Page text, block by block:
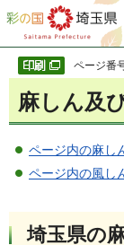
彩の国 埼玉県
ページ番
麻しん及
ページ内の麻し
ページ内の風し
埼玉県の